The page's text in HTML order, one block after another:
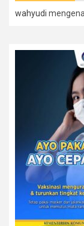
wahyudi